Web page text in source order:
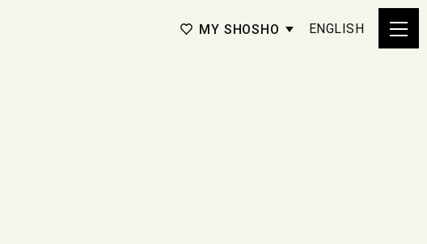
MY SHOSHO ENGLISH